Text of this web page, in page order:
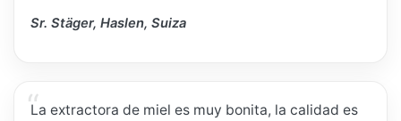
Sr. Stäger, Haslen, Suiza
La extractora de miel es muy bonita, la calidad es